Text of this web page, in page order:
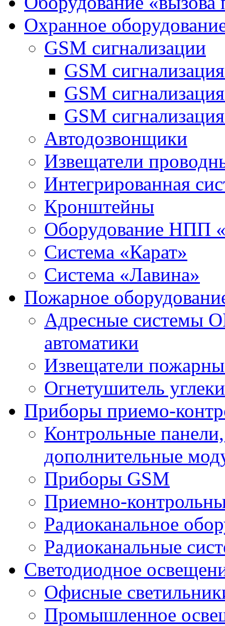
Охранное
GSM сигнализации
GSM
GSM
GSM
Автодозвонщики
Извещатели
Интегрированная
Кронштейны
Оборудование НПП
Система «Карат»
Система «Лавина»
Пожарное
Адресные системы
автоматики
Извещатели
Огнетушитель
Приборы приемо-
Контрольные
дополнительные
Приборы GSM
Приемно-
Радиоканальное
Радиоканальные
Светодиодное
Офисные
Промышленное